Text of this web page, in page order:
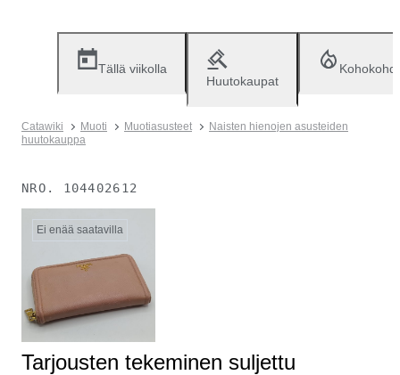
Tällä viikolla
Huutokaupat
Catawiki Muoti Muotiasusteet
Naisten hienojen asusteiden
huutokauppa
NRO. 104402612
Ei enää saatavilla
Tarjousten tekeminen suljettu